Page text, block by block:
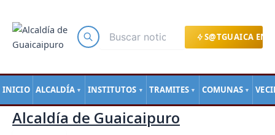
S@TGUAICA EN
INICIO ALCALDÍA ▼ INSTITUTOS ▼ TRAMITES ▼ COMUNAS ▼
contenido
Alcaldía de Guaicaipuro
de
entradas